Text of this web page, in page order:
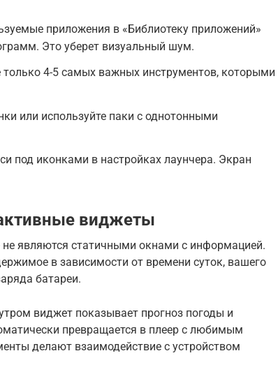
приложения в «Библиотеку приложений»
Это уберет визуальный шум.
только 4-5 самых важных инструментов, которыми
или используйте паки с однотонными
под иконками в настройках лаунчера. Экран
виджеты
являются статичными окнами с информацией.
в зависимости от времени суток, вашего
батареи.
виджет показывает прогноз погоды и
превращается в плеер с любимым
делают взаимодействие с устройством